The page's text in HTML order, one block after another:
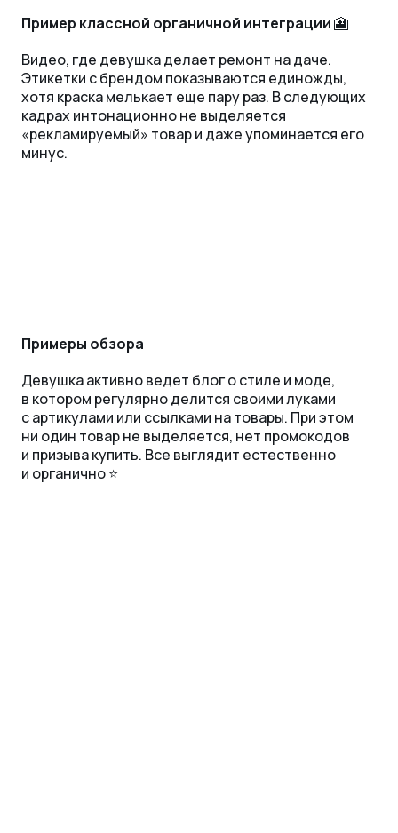
Пример классной органичной интеграции🎦
Видео, где девушка делает ремонт на даче.
Этикетки с брендом показываются единожды,
хотя краска мелькает еще пару раз. В следующих
кадрах интонационно не выделяется
«рекламируемый» товар и даже упоминается его
минус.
Примеры обзора
Девушка активно ведет блог о стиле и моде,
в котором регулярно делится своими луками
с артикулами или ссылками на товары. При этом
ни один товар не выделяется, нет промокодов
и призыва купить. Все выглядит естественно
и органично ⭐